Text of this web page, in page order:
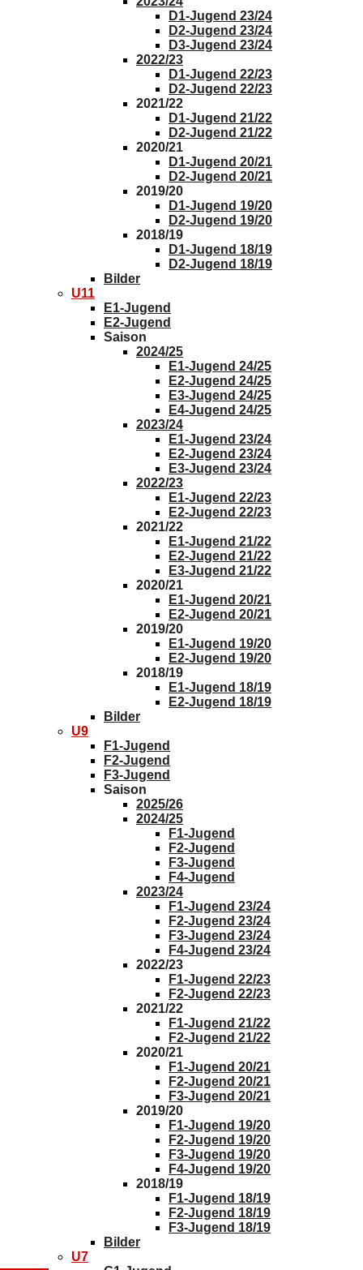
D1-Jugend 23/24
D2-Jugend 23/24
D3-Jugend 23/24
2022/23
D1-Jugend 22/23
D2-Jugend 22/23
2021/22
D1-Jugend 21/22
D2-Jugend 21/22
2020/21
D1-Jugend 20/21
D2-Jugend 20/21
2019/20
D1-Jugend 19/20
D2-Jugend 19/20
2018/19
D1-Jugend 18/19
D2-Jugend 18/19
Bilder
U11
E1-Jugend
E2-Jugend
Saison
2024/25
E1-Jugend 24/25
E2-Jugend 24/25
E3-Jugend 24/25
E4-Jugend 24/25
2023/24
E1-Jugend 23/24
E2-Jugend 23/24
E3-Jugend 23/24
2022/23
E1-Jugend 22/23
E2-Jugend 22/23
2021/22
E1-Jugend 21/22
E2-Jugend 21/22
E3-Jugend 21/22
2020/21
E1-Jugend 20/21
E2-Jugend 20/21
2019/20
E1-Jugend 19/20
E2-Jugend 19/20
2018/19
E1-Jugend 18/19
E2-Jugend 18/19
Bilder
U9
F1-Jugend
F2-Jugend
F3-Jugend
Saison
2025/26
2024/25
F1-Jugend
F2-Jugend
F3-Jugend
F4-Jugend
2023/24
F1-Jugend 23/24
F2-Jugend 23/24
F3-Jugend 23/24
F4-Jugend 23/24
2022/23
F1-Jugend 22/23
F2-Jugend 22/23
2021/22
F1-Jugend 21/22
F2-Jugend 21/22
2020/21
F1-Jugend 20/21
F2-Jugend 20/21
F3-Jugend 20/21
2019/20
F1-Jugend 19/20
F2-Jugend 19/20
F3-Jugend 19/20
F4-Jugend 19/20
2018/19
F1-Jugend 18/19
F2-Jugend 18/19
F3-Jugend 18/19
Bilder
U7